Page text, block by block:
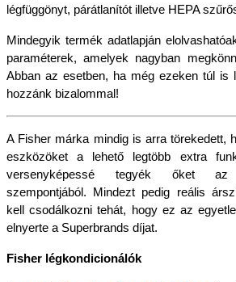
légfüggönyt, párátlanítót illetve HEPA
Mindegyik termék adatlapján
paraméterek, amelyek nagyban
Abban az esetben, ha még ezeken túl is
hozzánk bizalommal!
A Fisher márka mindig is arra törekedett,
eszközöket a lehető legtöbb extra
versenyképessé tegyék őket az
szempontjából. Mindezt pedig reális
kell csodálkozni tehát, hogy ez az
elnyerte a Superbrands díjat.
Fisher légkondicionálók